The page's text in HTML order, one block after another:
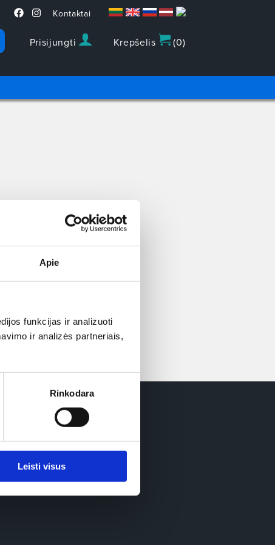
Apie
funkcijas ir analizuoti
ir analizės partneriais,
Rinkodara
Leisti visus
Kontaktai
Krepšelis (0)
Prisijungti